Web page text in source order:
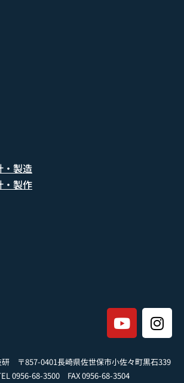
・製造
・製作
〒857-0401長崎県佐世保市小佐々町黒石339
0956-68-3500 FAX 0956-68-3504